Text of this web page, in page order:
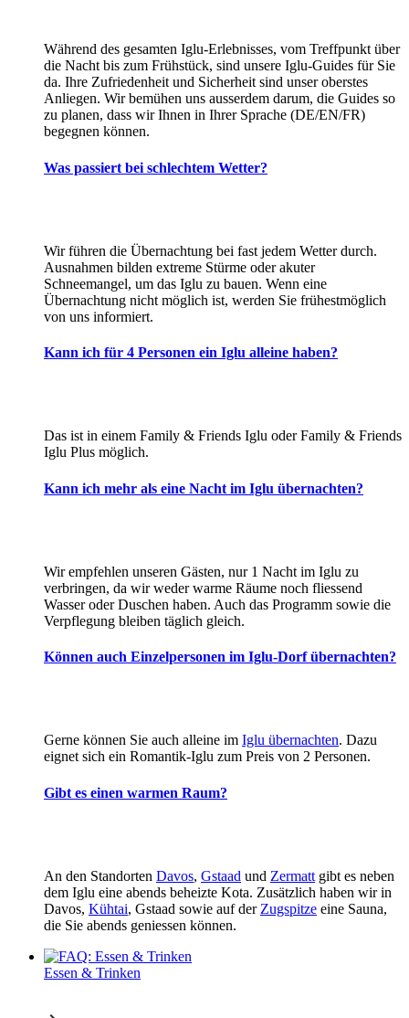
Während des gesamten Iglu-Erlebnisses, vom Treffpunkt über
die Nacht bis zum Frühstück, sind unsere Iglu-Guides für Sie
da. Ihre Zufriedenheit und Sicherheit sind unser oberstes
Anliegen. Wir bemühen uns ausserdem darum, die Guides so
zu planen, dass wir Ihnen in Ihrer Sprache (DE/EN/FR)
begegnen können.
Was passiert bei schlechtem Wetter?
Wir führen die Übernachtung bei fast jedem Wetter durch.
Ausnahmen bilden extreme Stürme oder akuter
Schneemangel, um das Iglu zu bauen. Wenn eine
Übernachtung nicht möglich ist, werden Sie frühestmöglich
von uns informiert.
Kann ich für 4 Personen ein Iglu alleine haben?
Das ist in einem Family & Friends Iglu oder Family & Friends
Iglu Plus möglich.
Kann ich mehr als eine Nacht im Iglu übernachten?
Wir empfehlen unseren Gästen, nur 1 Nacht im Iglu zu
verbringen, da wir weder warme Räume noch fliessend
Wasser oder Duschen haben. Auch das Programm sowie die
Verpflegung bleiben täglich gleich.
Können auch Einzelpersonen im Iglu-Dorf übernachten?
Gerne können Sie auch alleine im Iglu übernachten. Dazu
eignet sich ein Romantik-Iglu zum Preis von 2 Personen.
Gibt es einen warmen Raum?
An den Standorten Davos, Gstaad und Zermatt gibt es neben
dem Iglu eine abends beheizte Kota. Zusätzlich haben wir in
Davos, Kühtai, Gstaad sowie auf der Zugspitze eine Sauna,
die Sie abends geniessen können.
Essen & Trinken